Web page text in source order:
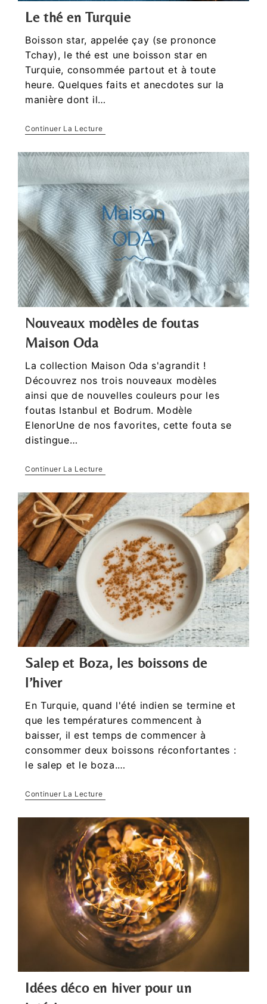
Le thé en Turquie
Boisson star, appelée çay (se prononce
Tchay), le thé est une boisson star en
Turquie, consommée partout et à toute
heure. Quelques faits et anecdotes sur la
manière dont il…
Continuer La Lecture
Nouveaux modèles de foutas
Maison Oda
La collection Maison Oda s'agrandit !
Découvrez nos trois nouveaux modèles
ainsi que de nouvelles couleurs pour les
foutas Istanbul et Bodrum. Modèle
ElenorUne de nos favorites, cette fouta se
distingue…
Continuer La Lecture
Salep et Boza, les boissons de
l’hiver
En Turquie, quand l'été indien se termine et
que les températures commencent à
baisser, il est temps de commencer à
consommer deux boissons réconfortantes :
le salep et le boza.…
Continuer La Lecture
Idées déco en hiver pour un